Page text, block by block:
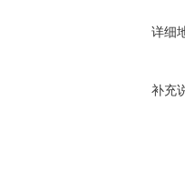
详细
补充